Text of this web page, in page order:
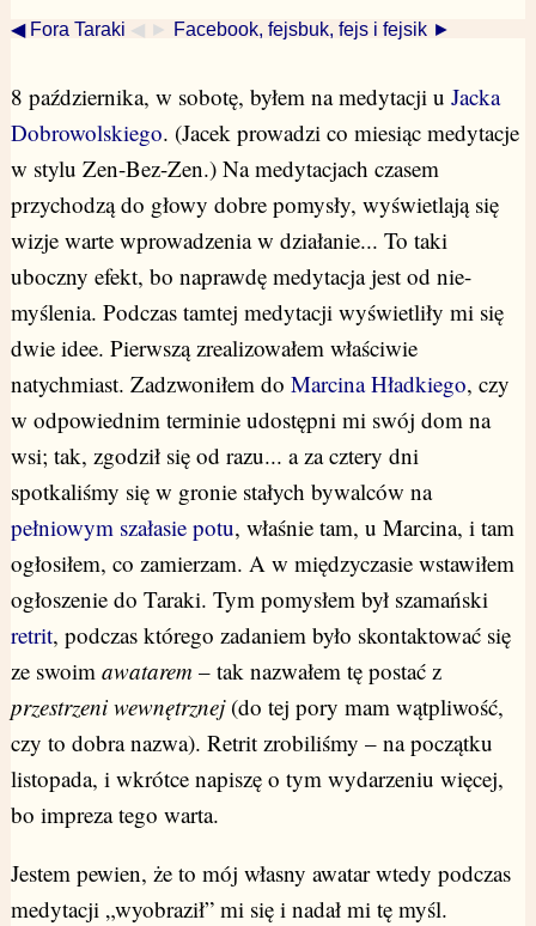
◀ Fora Taraki ◀ ► Facebook, fejsbuk, fejs i fejsik ►
8 października, w sobotę, byłem na medytacji u Jacka
Dobrowolskiego. (Jacek prowadzi co miesiąc medytacje
w stylu Zen-Bez-Zen.) Na medytacjach czasem
przychodzą do głowy dobre pomysły, wyświetlają się
wizje warte wprowadzenia w działanie... To taki
uboczny efekt, bo naprawdę medytacja jest od nie-
myślenia. Podczas tamtej medytacji wyświetliły mi się
dwie idee. Pierwszą zrealizowałem właściwie
natychmiast. Zadzwoniłem do Marcina Hładkiego, czy
w odpowiednim terminie udostępni mi swój dom na
wsi; tak, zgodził się od razu... a za cztery dni
spotkaliśmy się w gronie stałych bywalców na
pełniowym szałasie potu, właśnie tam, u Marcina, i tam
ogłosiłem, co zamierzam. A w międzyczasie wstawiłem
ogłoszenie do Taraki. Tym pomysłem był szamański
retrit, podczas którego zadaniem było skontaktować się
ze swoim awatarem– tak nazwałem tę postać z
przestrzeni wewnętrznej(do tej pory mam wątpliwość,
czy to dobra nazwa). Retrit zrobiliśmy – na początku
listopada, i wkrótce napiszę o tym wydarzeniu więcej,
bo impreza tego warta.
Jestem pewien, że to mój własny awatar wtedy podczas
medytacji „wyobraził” mi się i nadał mi tę myśl.